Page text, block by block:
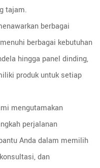
tajam.
berbagai
berbagai kebutuhan
hingga panel dinding,
produk untuk setiap
mengutamakan
perjalanan
Anda dalam memilih
dan